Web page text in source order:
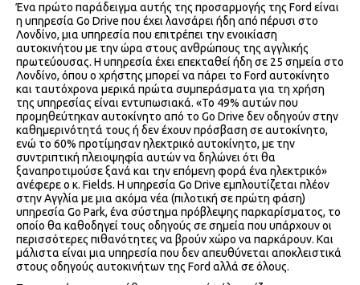
Ένα πρώτο παράδειγμα αυτής της προσαρμογής της Ford είναι
η υπηρεσία Go Drive που έχει λανσάρει ήδη από πέρυσι στο
Λονδίνο, μια υπηρεσία που επιτρέπει την ενοικίαση
αυτοκινήτου με την ώρα στους ανθρώπους της αγγλικής
πρωτεύουσας. Η υπηρεσία έχει επεκταθεί ήδη σε 25 σημεία στο
Λονδίνο, όπου ο χρήστης μπορεί να πάρει το Ford αυτοκίνητο
και ταυτόχρονα μερικά πρώτα συμπεράσματα για τη χρήση
της υπηρεσίας είναι εντυπωσιακά. «Το 49% αυτών που
προμηθεύτηκαν αυτοκίνητο από το Go Drive δεν οδηγούν στην
καθημερινότητά τους ή δεν έχουν πρόσβαση σε αυτοκίνητο,
ενώ το 60% προτίμησαν ηλεκτρικό αυτοκίνητο, με την
συντριπτική πλειοψηφία αυτών να δηλώνει ότι θα
ξαναπροτιμούσε ξανά και την επόμενη φορά ένα ηλεκτρικό»
ανέφερε ο κ. Fields. Η υπηρεσία Go Drive εμπλουτίζεται πλέον
στην Αγγλία με μια ακόμα νέα (πιλοτική σε πρώτη φάση)
υπηρεσία Go Park, ένα σύστημα πρόβλεψης παρκαρίσματος, το
οποίο θα καθοδηγεί τους οδηγούς σε σημεία που υπάρχουν οι
περισσότερες πιθανότητες να βρούν χώρο να παρκάρουν. Και
μάλιστα είναι μια υπηρεσία που δεν απευθύνεται αποκλειστικά
στους οδηγούς αυτοκινήτων της Ford αλλά σε όλους.